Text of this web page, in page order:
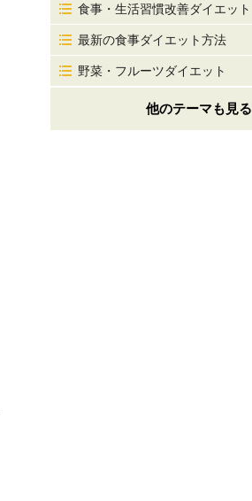
食事・生活習慣改善ダイエット
最新の食事ダイエット方法
野菜・フルーツダイエット
他のテーマも見る